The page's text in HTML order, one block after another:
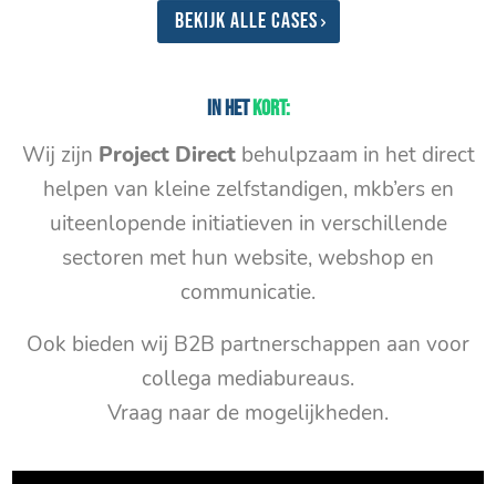
Bekijk alle cases
In hetkort:
Wij zijn Project Direct behulpzaam in het direct
helpen van kleine zelfstandigen, mkb’ers en
uiteenlopende initiatieven in verschillende
sectoren met hun website, webshop en
communicatie.
Ook bieden wij B2B partnerschappen aan voor
collega mediabureaus.
Vraag naar de mogelijkheden.